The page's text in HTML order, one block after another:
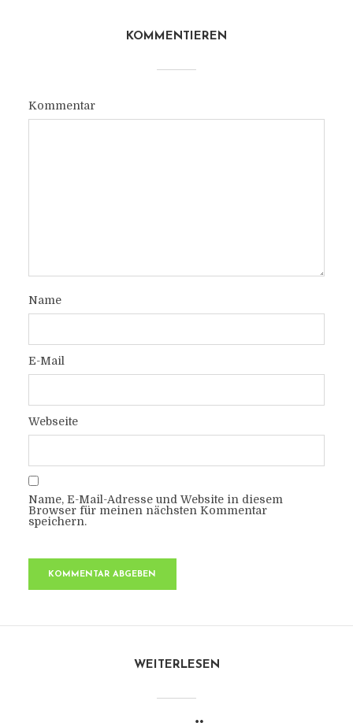
KOMMENTIEREN
Kommentar
Name
E-Mail
Webseite
Name, E-Mail-Adresse und Website in diesem
Browser für meinen nächsten Kommentar
speichern.
WEITERLESEN